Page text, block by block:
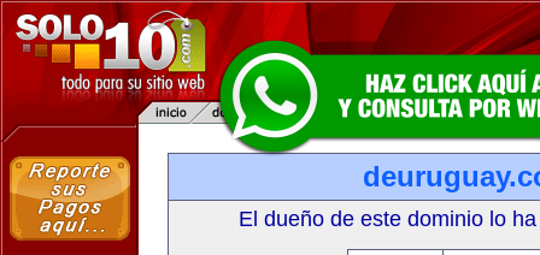
El dueño de este dominio lo